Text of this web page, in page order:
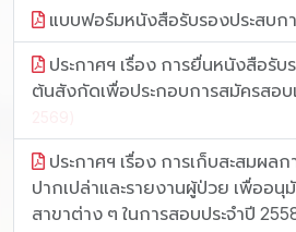
แบบฟอร์มหนังสือรับรองประสบ
ประกาศฯ เรื่อง การยื่นหนังสือรั
ต้นสังกัดเพื่อประกอบการสมัครสอ
ประกาศฯ เรื่อง การเก็บสะสมผล
ปากเปล่าและรายงานผู้ป่วย เพื่ออ
สาขาต่าง ๆ ในการสอบประจำปี